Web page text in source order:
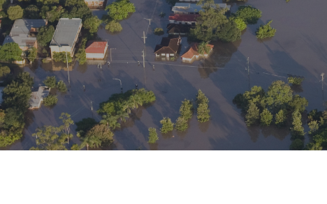
Свяжитесь с нами
Сообщество
Трудоустройство
Информация о Seequent ID